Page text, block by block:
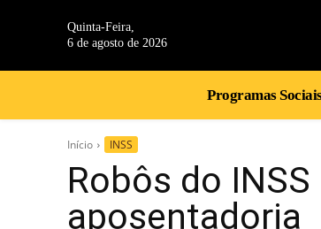
Quinta-Feira,
6 de agosto de 2026
Programas
Início INSS
Robôs do
aposentadoria